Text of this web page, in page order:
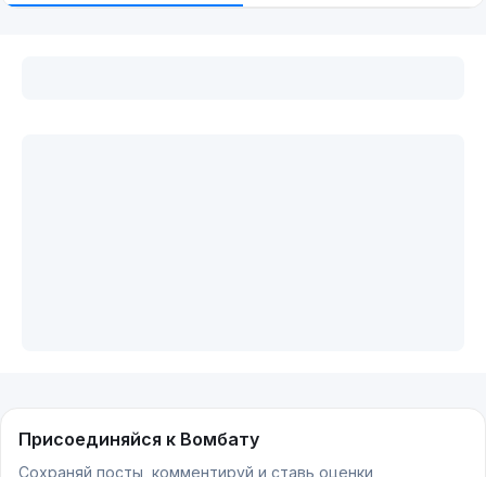
Присоединяйся к Вомбату
Сохраняй посты, комментируй и ставь оценки